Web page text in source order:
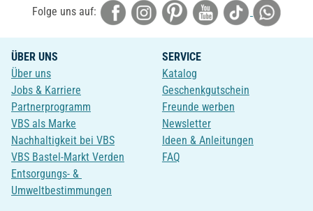
Folge uns auf:
ÜBER UNS
Über uns
Jobs & Karriere
Partnerprogramm
VBS als Marke
Nachhaltigkeit bei VBS
VBS Bastel-Markt Verden
Entsorgungs- &
Umweltbestimmungen
SERVICE
Katalog
Geschenkgutschein
Freunde werben
Newsletter
Ideen & Anleitungen
FAQ